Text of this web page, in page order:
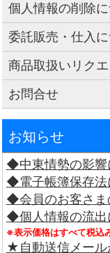
個人情報の削除
委託販売・仕入
商品取扱いリクエ
お問合せ
お知らせ
◆中東情勢の影響
◆電子帳簿保存法
◆会員のお客さま
◆個人情報の流出
※表示価格はすべて税込
★自動送信メール